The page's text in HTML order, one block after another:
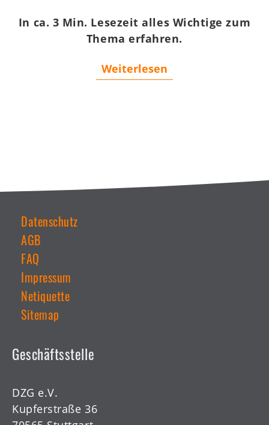
In ca. 3 Min. Lesezeit alles Wichtige zum
Thema erfahren.
Weiterlesen
Weiterführende
Links
Datenschutz
AGB
FAQ
Impressum
Netiquette
Sitemap
Geschäftsstelle
DZG e.V.
Kupferstraße 36